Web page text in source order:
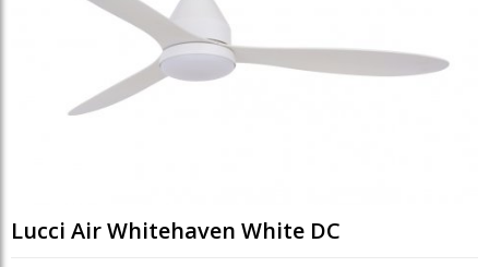
Lucci Air Whitehaven White DC